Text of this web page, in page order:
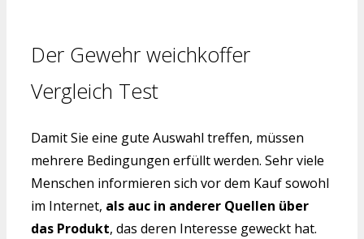
Der Gewehr weichkoffer
Vergleich Test
Damit Sie eine gute Auswahl treffen, müssen
mehrere Bedingungen erfüllt werden. Sehr viele
Menschen informieren sich vor dem Kauf sowohl
im Internet, als auc in anderer Quellen über
das Produkt, das deren Interesse geweckt hat.